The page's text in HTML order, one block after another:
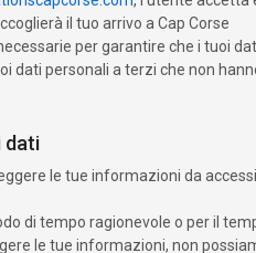
il tuo arrivo a Cap Corse
per garantire che i tuoi
dati personali a terzi che non
dati
le tue informazioni da
di tempo ragionevole o per il
le tue informazioni, non